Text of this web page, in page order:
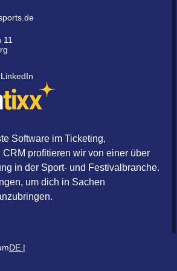
Software im Ticketing,
profitieren wir von einer über
in der Sport- und Festivalbranche.
um dich in Sachen
DE |
11